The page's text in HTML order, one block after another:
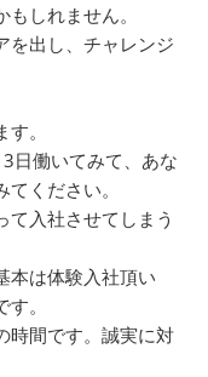
しれません。
を出し、チャレンジ
。
日働いてみて、あな
ください。
て入社させてしまう
本は体験入社頂い
。
時間です。誠実に対